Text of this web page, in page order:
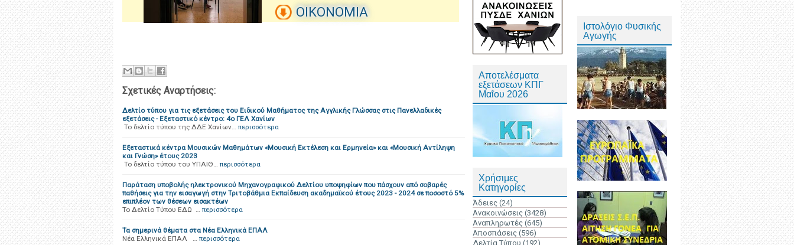
ΟΙΚΟΝΟΜΙΑ
Σχετικές Αναρτήσεις:
Δελτίο τύπου για τις εξετάσεις του Ειδικού Μαθήματος της Αγγλικής Γλώσσας στις Πανελλαδικές
εξετάσεις - Εξεταστικό κέντρο: 4ο ΓΕΛ Χανίων
Το δελτίο τύπου της ΔΔΕ Χανίων… περισσότερα
Εξεταστικά κέντρα Μουσικών Μαθημάτων «Μουσική Εκτέλεση και Ερμηνεία» και «Μουσική Αντίληψη
και Γνώση» έτους 2023
Το δελτίο τύπου του ΥΠΑΙΘ… περισσότερα
Παράταση υποβολής ηλεκτρονικού Μηχανογραφικού Δελτίου υποψηφίων που πάσχουν από σοβαρές
παθήσεις για την εισαγωγή στην Τριτοβάθμια Εκπαίδευση ακαδημαϊκού έτους 2023 - 2024 σε ποσοστό 5%
επιπλέον των θέσεων εισακτέων
Το Δελτίο Τύπου ΕΔΩ … περισσότερα
Τα σημερινά θέματα στα Νέα Ελληνικά ΕΠΑΛ
Νέα Ελληνικά ΕΠΑΛ … περισσότερα
Αποτελέσματα
εξετάσεων ΚΠΓ
Μαΐου 2026
Χρήσιμες
Κατηγορίες
Άδειες (24)
Ανακοινώσεις (3428)
Αναπληρωτές (645)
Αποσπάσεις (596)
Δελτία Τύπου (192)
Ιστολόγιο Φυσικής
Αγωγής